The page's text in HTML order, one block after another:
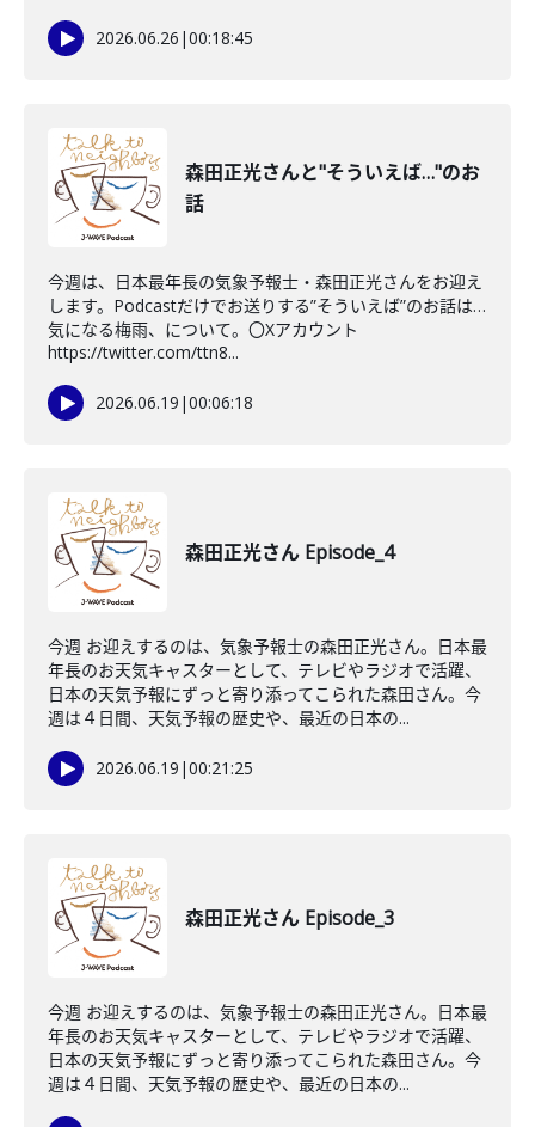
2026.06.26 |00:18:45
森田正光さんと"そういえば…"のお
話
今週は、日本最年長の気象予報士・森田正光さんをお迎え
します。Podcastだけでお送りする”そういえば”のお話は…
気になる梅雨、について。〇Xアカウント
https://twitter.com/ttn8...
2026.06.19 |00:06:18
森田正光さん Episode_4
今週 お迎えするのは、気象予報士の森田正光さん。日本最
年長のお天気キャスターとして、テレビやラジオで活躍、
日本の天気予報にずっと寄り添ってこられた森田さん。今
週は４日間、天気予報の歴史や、最近の日本の...
2026.06.19 |00:21:25
森田正光さん Episode_3
今週 お迎えするのは、気象予報士の森田正光さん。日本最
年長のお天気キャスターとして、テレビやラジオで活躍、
日本の天気予報にずっと寄り添ってこられた森田さん。今
週は４日間、天気予報の歴史や、最近の日本の...